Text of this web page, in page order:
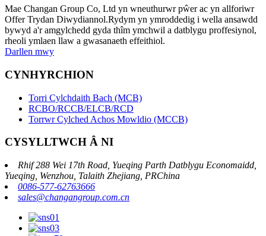
Mae Changan Group Co, Ltd yn wneuthurwr pŵer ac yn allforiwr
Offer Trydan Diwydiannol.Rydym yn ymroddedig i wella ansawdd
bywyd a'r amgylchedd gyda thîm ymchwil a datblygu proffesiynol,
rheoli ymlaen llaw a gwasanaeth effeithiol.
Darllen mwy
CYNHYRCHION
Torri Cylchdaith Bach (MCB)
RCBO/RCCB/ELCB/RCD
Torrwr Cylched Achos Mowldio (MCCB)
CYSYLLTWCH Â NI
Rhif 288 Wei 17th Road, Yueqing Parth Datblygu Economaidd,
Yueqing, Wenzhou, Talaith Zhejiang, PRChina
0086-577-62763666
sales@changangroup.com.cn